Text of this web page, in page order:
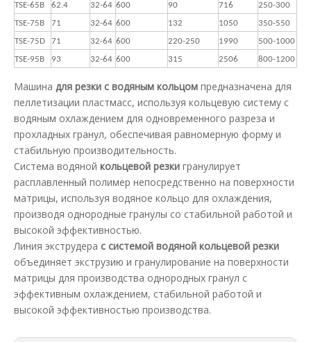
TSE-65B
62.4 32-64 600 90 716
250-300
TSE-75B
71 32-64 600 132 1050
350-550
TSE-75D
71 32-64 600 220-250 1990
500-1000
TSE-95B
93 32-64 600 315 2506 800-1200
Машина для резки с водяным кольцом предназначена для
пеллетизации пластмасс, используя кольцевую систему с
водяным охлаждением для одновременного разреза и
прохладных гранул, обеспечивая равномерную форму и
стабильную производительность.
Система водяной кольцевой резки гранулирует
расплавленный полимер непосредственно на поверхности
матрицы, используя водяное кольцо для охлаждения,
производя однородные гранулы со стабильной работой и
высокой эффективностью.
Линия экструдера с системой водяной кольцевой резки
объединяет экструзию и гранулирование на поверхности
матрицы для производства однородных гранул с
эффективным охлаждением, стабильной работой и
высокой эффективностью производства.